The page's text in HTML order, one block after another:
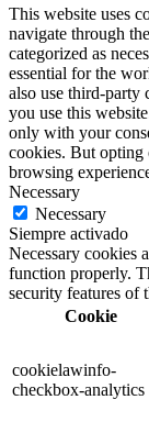
This website uses
navigate through
categorized as
essential for the
also use third-party
you use this
only with your
cookies. But opting
browsing
Necessary
Necessary
Siempre activado
Necessary cookies
function properly.
security features of
Cookie
cookielawinfo-
checkbox-analytics